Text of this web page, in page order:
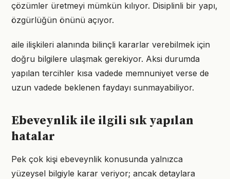
çözümler üretmeyi mümkün kılıyor. Disiplinli bir yapı,
özgürlüğün önünü açıyor.
aile ilişkileri alanında bilinçli kararlar verebilmek için
doğru bilgilere ulaşmak gerekiyor. Aksi durumda
yapılan tercihler kısa vadede memnuniyet verse de
uzun vadede beklenen faydayı sunmayabiliyor.
Ebeveynlik ile ilgili sık yapılan
hatalar
Pek çok kişi ebeveynlik konusunda yalnızca
yüzeysel bilgiyle karar veriyor; ancak detaylara